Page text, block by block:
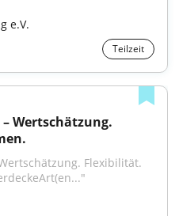
e.V.
Teilzeit
Wertschätzung.
Flexibilität.